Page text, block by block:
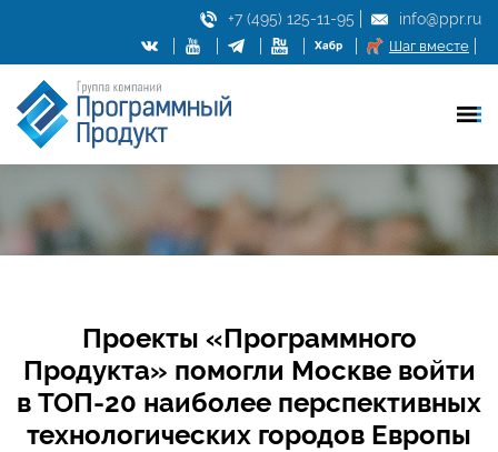
+7 (495) 125-11-95 info@ppr.ru
Шаг вместе
Проекты «Программного
Продукта» помогли Москве войти
в ТОП-20 наиболее перспективных
технологических городов Европы